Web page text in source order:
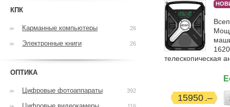
телескопическая
15950
КПК
Карманные компьютеры 26
Электронные книги 26
ОПТИКА
Цифровые фотоаппараты 392